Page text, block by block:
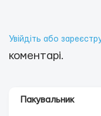
Увійдіть або
коментарі.
Пакувальник